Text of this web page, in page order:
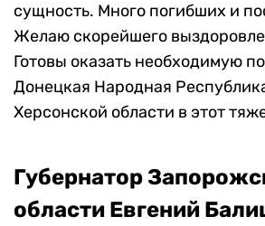
сущность. Много погибших и
Желаю скорейшего
Готовы оказать необходимую
Донецкая Народная
Херсонской области в этот
Губернатор
области Евгений